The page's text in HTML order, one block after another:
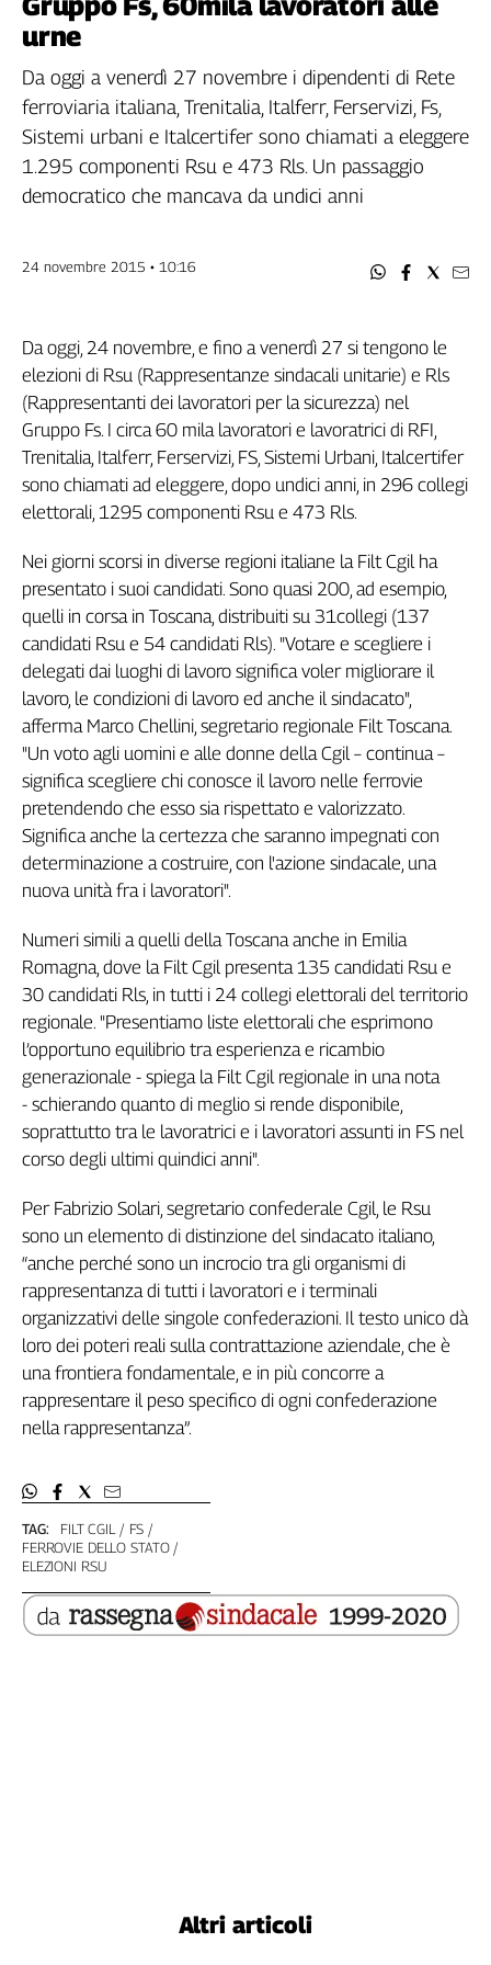
Filcams
Filctem
Fillea
Filt
Fiom
Fisac
Flai
Nidil
Inca
Caaf
Speciali
G8
di
Genova,
sangue
della
ragione
Cgil
Collettiva
Academy
Collettiva
Play
Rubriche
Collettiva
Talk
settimana
Collettiva
Girasoli
Il
Sassolino
Economica
It
Easy
Inserti
Idea
Diffusa
InFlai
Le
trasmissioni
tv
Work
L'Italia
nel
Lavoro
Territori
Abruzzo-
urne
Da oggi a venerdì 27 novembre i dipendenti di Rete
ferroviaria italiana, Trenitalia, Italferr, Ferservizi, Fs,
Sistemi urbani e Italcertifer sono chiamati a eleggere
1.295 componenti Rsu e 473 Rls. Un passaggio
democratico che mancava da undici anni
24 novembre 2015 • 10:16
TAG: FILT CGIL
FS
FERROVIE DELLO STATO
ELEZIONI RSU
Da oggi, 24 novembre, e fino a venerdì 27 si tengono le
elezioni di Rsu (Rappresentanze sindacali unitarie) e Rls
(Rappresentanti dei lavoratori per la sicurezza) nel
Gruppo Fs. I circa 60 mila lavoratori e lavoratrici di RFI,
Trenitalia, Italferr, Ferservizi, FS, Sistemi Urbani, Italcertifer
sono chiamati ad eleggere, dopo undici anni, in 296 collegi
elettorali, 1295 componenti Rsu e 473 Rls.
Nei giorni scorsi in diverse regioni italiane la Filt Cgil ha
presentato i suoi candidati. Sono quasi 200, ad esempio,
quelli in corsa in Toscana, distribuiti su 31collegi (137
candidati Rsu e 54 candidati Rls). "Votare e scegliere i
delegati dai luoghi di lavoro significa voler migliorare il
lavoro, le condizioni di lavoro ed anche il sindacato",
afferma Marco Chellini, segretario regionale Filt Toscana.
"Un voto agli uomini e alle donne della Cgil – continua –
significa scegliere chi conosce il lavoro nelle ferrovie
pretendendo che esso sia rispettato e valorizzato.
Significa anche la certezza che saranno impegnati con
determinazione a costruire, con l'azione sindacale, una
nuova unità fra i lavoratori".
Numeri simili a quelli della Toscana anche in Emilia
Romagna, dove la Filt Cgil presenta 135 candidati Rsu e
30 candidati Rls, in tutti i 24 collegi elettorali del territorio
regionale. "Presentiamo liste elettorali che esprimono
l’opportuno equilibrio tra esperienza e ricambio
generazionale - spiega la Filt Cgil regionale in una nota
- schierando quanto di meglio si rende disponibile,
soprattutto tra le lavoratrici e i lavoratori assunti in FS nel
corso degli ultimi quindici anni".
Per Fabrizio Solari, segretario confederale Cgil, le Rsu
sono un elemento di distinzione del sindacato italiano,
“anche perché sono un incrocio tra gli organismi di
rappresentanza di tutti i lavoratori e i terminali
organizzativi delle singole confederazioni. Il testo unico dà
loro dei poteri reali sulla contrattazione aziendale, che è
una frontiera fondamentale, e in più concorre a
rappresentare il peso specifico di ogni confederazione
nella rappresentanza”.
Altri articoli